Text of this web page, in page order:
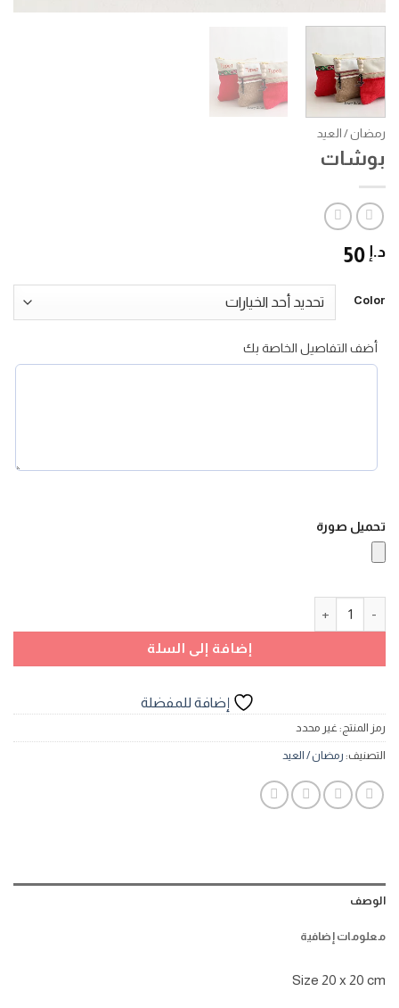
رمضان / العيد
بوشات
د.إ
Color
أضف التفاصيل الخاصة بك
تحميل صورة
إضافة إلى السلة
إضافة للمفضلة
رمز المنتج:غير محدد
التصنيف: رمضان / العيد
الوصف
معلومات إضافية
Size 20 x 20 cm